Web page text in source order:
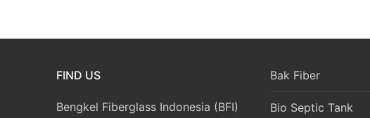
FIND US
Bengkel Fiberglass Indonesia (BFI)
Bak Fiber
Bio Septic Tank